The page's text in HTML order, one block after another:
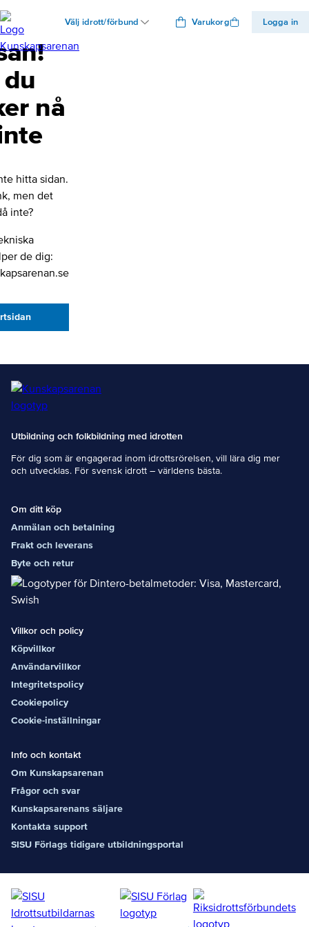
Välj idrott/förbund Varukorg Logga in
nå
hitta sidan.
men det
inte?
de dig:
Utbildning och folkbildning med idrotten
För dig som är engagerad inom idrottsrörelsen, vill lära dig mer
och utvecklas. För svensk idrott – världens bästa.
Om ditt köp
Anmälan och betalning
Frakt och leverans
Byte och retur
Villkor och policy
Köpvillkor
Användarvillkor
Integritetspolicy
Cookiepolicy
Cookie-inställningar
Info och kontakt
Om Kunskapsarenan
Frågor och svar
Kunskapsarenans säljare
Kontakta support
SISU Förlags tidigare utbildningsportal